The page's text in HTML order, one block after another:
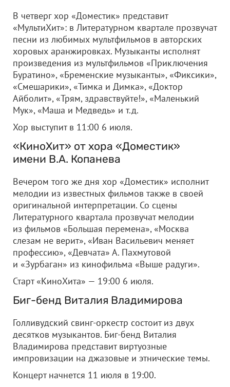
В четверг хор «Доместик» представит
«МультиХит»: в Литературном квартале прозвучат
песни из любимых мультфильмов в авторских
хоровых аранжировках. Музыканты исполнят
произведения из мультфильмов «Приключения
Буратино», «Бременские музыканты», «Фиксики»,
«Смешарики», «Тимка и Димка», «Доктор
Айболит», «Трям, здравствуйте!», «Маленький
Мук», «Маша и Медведь» и т.д.
Хор выступит в 11:00 6 июля.
«КиноХит» от хора «Доместик»
имени В.А. Копанева
Вечером того же дня хор «Доместик» исполнит
мелодии из известных фильмов также в своей
оригинальной интерпретации. Со сцены
Литературного квартала прозвучат мелодии
из фильмов «Большая перемена», «Москва
слезам не верит», «Иван Васильевич меняет
профессию», «Девчата» А. Пахмутовой
и «Зурбаган» из кинофильма «Выше радуги».
Старт «КиноХита» — 19:00 6 июля.
Биг-бенд Виталия Владимирова
Голливудский свинг-оркестр состоит из двух
десятков музыкантов. Биг-бенд Виталия
Владимирова представит виртуозные
импровизации на джазовые и этнические темы.
Концерт начнется 11 июля в 19:00.